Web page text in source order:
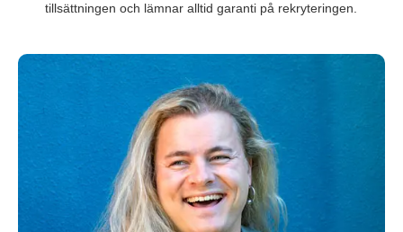
tillsättningen och lämnar alltid garanti på rekryteringen.